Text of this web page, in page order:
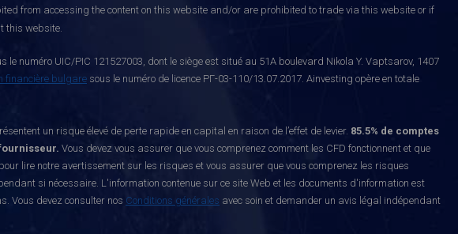
from accessing the content on this website and/or are prohibited to trade via this website or if
this website.
le numéro UIC/PIC 121527003, dont le siège est situé au 51A boulevard Nikola Y. Vaptsarov, 1407
financière bulgare sous le numéro de licence РГ-03-110/13.07.2017. Ainvesting opère en totale
un risque élevé de perte rapide en capital en raison de l’effet de levier. 85.5% de comptes
Vous devez vous assurer que vous comprenez comment les CFD fonctionnent et que
pour lire notre avertissement sur les risques et vous assurer que vous comprenez les risques
si nécessaire. L'information contenue sur ce site Web et les documents d'information est
Vous devez consulter nos Conditions générales avec soin et demander un avis légal indépendant